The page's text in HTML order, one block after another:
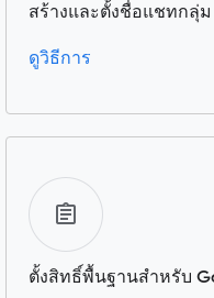
สร้างและตั้งชื่อแชทกลุ่ม
ดูวิธีการ
ตั้งสิทธิ์พื้นฐานสำหรับ